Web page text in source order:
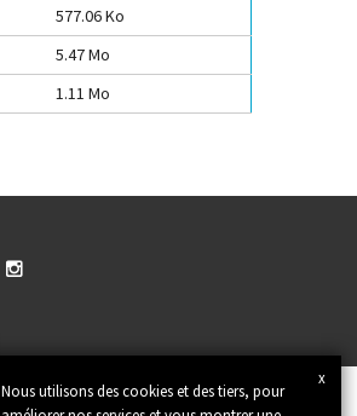
577.06 Ko
5.47 Mo
1.11 Mo
x
Nous utilisons des cookies et des tiers, pour
